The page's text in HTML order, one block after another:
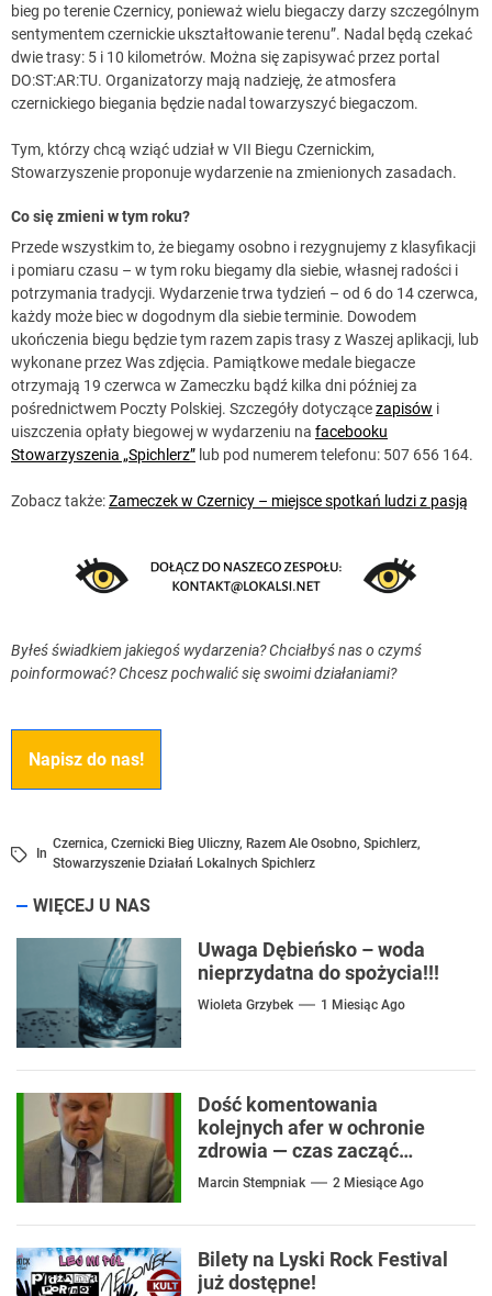
bieg po terenie Czernicy, ponieważ wielu biegaczy darzy szczególnym
sentymentem czernickie ukształtowanie terenu”. Nadal będą czekać
dwie trasy: 5 i 10 kilometrów. Można się zapisywać przez portal
DO:ST:AR:TU. Organizatorzy mają nadzieję, że atmosfera
czernickiego biegania będzie nadal towarzyszyć biegaczom.
Tym, którzy chcą wziąć udział w VII Biegu Czernickim,
Stowarzyszenie proponuje wydarzenie na zmienionych zasadach.
Co się zmieni w tym roku?
Przede wszystkim to, że biegamy osobno i rezygnujemy z klasyfikacji
i pomiaru czasu – w tym roku biegamy dla siebie, własnej radości i
potrzymania tradycji. Wydarzenie trwa tydzień – od 6 do 14 czerwca,
każdy może biec w dogodnym dla siebie terminie. Dowodem
ukończenia biegu będzie tym razem zapis trasy z Waszej aplikacji, lub
wykonane przez Was zdjęcia. Pamiątkowe medale biegacze
otrzymają 19 czerwca w Zameczku bądź kilka dni później za
pośrednictwem Poczty Polskiej. Szczegóły dotyczącezapisów i
uiszczenia opłaty biegowej w wydarzeniu na facebooku
Stowarzyszenia „Spichlerz” lub pod numerem telefonu: 507 656 164.
Zobacz także:Zameczek w Czernicy – miejsce spotkań ludzi z pasją
Byłeś świadkiem jakiegoś wydarzenia? Chciałbyś nas o czymś
poinformować? Chcesz pochwalić się swoimi działaniami?
Napisz do nas!
In
Czernica, Czernicki Bieg Uliczny, Razem Ale Osobno, Spichlerz,
Stowarzyszenie Działań Lokalnych Spichlerz
WIĘCEJ U NAS
Uwaga Dębieńsko – woda
nieprzydatna do spożycia!!!
Wioleta Grzybek 1 Miesiąc Ago
Dość komentowania
kolejnych afer w ochronie
zdrowia — czas zacząć
mówić o rozwiązaniach
Marcin Stempniak 2 Miesiące Ago
Bilety na Lyski Rock Festival
już dostępne!